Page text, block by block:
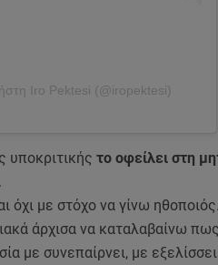
Iro Pektesi (@iropektesi)
υποκριτικής το οφείλει στη
όχι με στόχο να γίνω
άρχισα να καταλαβαίνω πως
με συνεπαίρνει, με